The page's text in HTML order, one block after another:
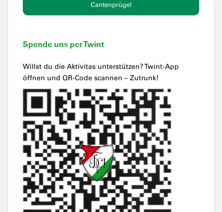
Cantenprügel
Spende uns per Twint
Willst du die Aktivitas unterstützen? Twint-App
öffnen und QR-Code scannen – Zutrunk!